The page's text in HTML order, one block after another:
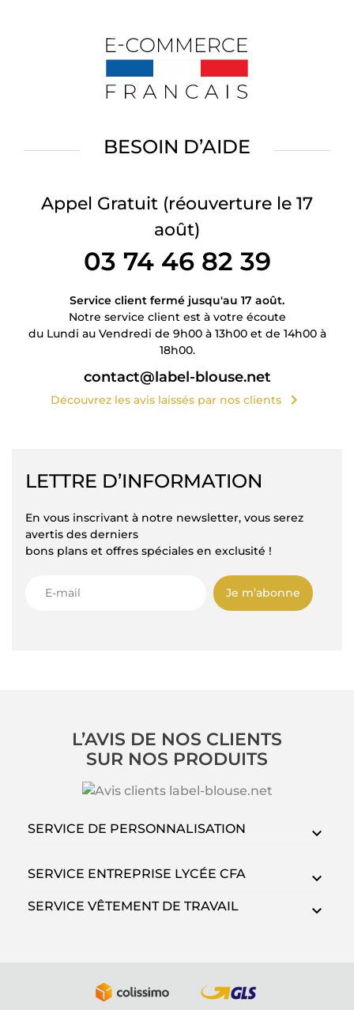
BESOIN D’AIDE
Appel Gratuit (réouverture le 17
août)
03 74 46 82 39
Service client fermé jusqu'au 17 août.
Notre service client est à votre écoute
du Lundi au Vendredi de 9h00 à 13h00 et de 14h00 à
18h00.
contact@label-blouse.net
Découvrez les avis laissés par nos clients chevron_right
LETTRE D’INFORMATION
En vous inscrivant à notre newsletter, vous serez
avertis des derniers
bons plans et offres spéciales en exclusité !
Je m’abonne
L’AVIS DE NOS CLIENTS
SUR NOS PRODUITS
SERVICE DE PERSONNALISATION
SERVICE ENTREPRISE LYCÉE CFA
SERVICE VÊTEMENT DE TRAVAIL